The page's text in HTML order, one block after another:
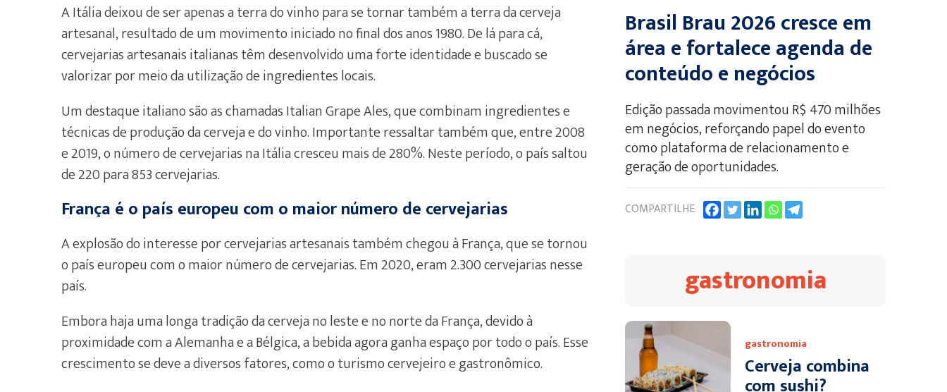
A Itália deixou de ser apenas a terra do vinho para se tornar também a terra da cerveja
artesanal, resultado de um movimento iniciado no final dos anos 1980. De lá para cá,
cervejarias artesanais italianas têm desenvolvido uma forte identidade e buscado se
valorizar por meio da utilização de ingredientes locais.
Um destaque italiano são as chamadas Italian Grape Ales, que combinam ingredientes e
técnicas de produção da cerveja e do vinho. Importante ressaltar também que, entre 2008
e 2019, o número de cervejarias na Itália cresceu mais de 280%. Neste período, o país saltou
de 220 para 853 cervejarias.
França é o país europeu com o maior número de cervejarias
A explosão do interesse por cervejarias artesanais também chegou à França, que se tornou
o país europeu com o maior número de cervejarias. Em 2020, eram 2.300 cervejarias nesse
país.
Embora haja uma longa tradição da cerveja no leste e no norte da França, devido à
proximidade com a Alemanha e a Bélgica, a bebida agora ganha espaço por todo o país. Esse
crescimento se deve a diversos fatores, como o turismo cervejeiro e gastronômico.
Brasil Brau 2026 cresce em
área e fortalece agenda de
conteúdo e negócios
Edição passada movimentou R$ 470 milhões
em negócios, reforçando papel do evento
como plataforma de relacionamento e
geração de oportunidades.
COMPARTILHE
gastronomia
gastronomia
Cerveja combina
com sushi?